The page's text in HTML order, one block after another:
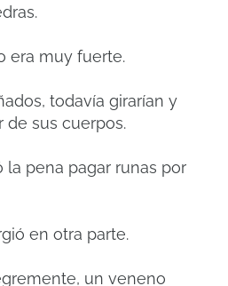
era muy fuerte.
todavía girarían y
de sus cuerpos.
pena pagar runas por
en otra parte.
un veneno